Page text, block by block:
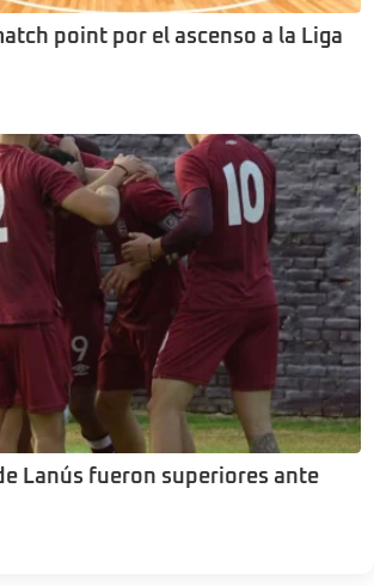
point por el ascenso a la Liga
Lanús fueron superiores ante